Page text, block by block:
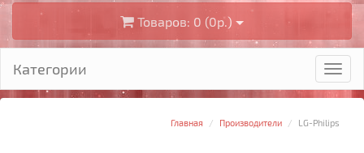
Товаров: 0 (0р.)
Категории
Главная Производители LG-Philips